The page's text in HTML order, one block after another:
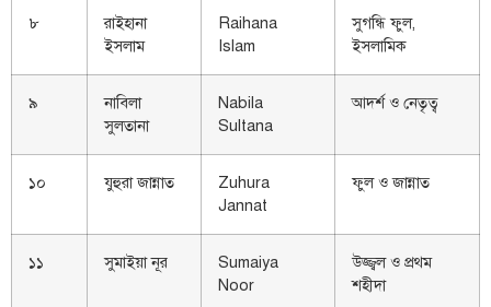
৮
রাইহানা
ইসলাম
Raihana
Islam
সুগন্ধি ফুল,
ইসলামিক
৯
নাবিলা
সুলতানা
Nabila
Sultana
আদর্শ ও নেতৃত্ব
১০ যুহুরা জান্নাত
Zuhura
Jannat
ফুল ও জান্নাত
১১ সুমাইয়া নূর
Sumaiya
Noor
উজ্জ্বল ও প্রথম
শহীদা